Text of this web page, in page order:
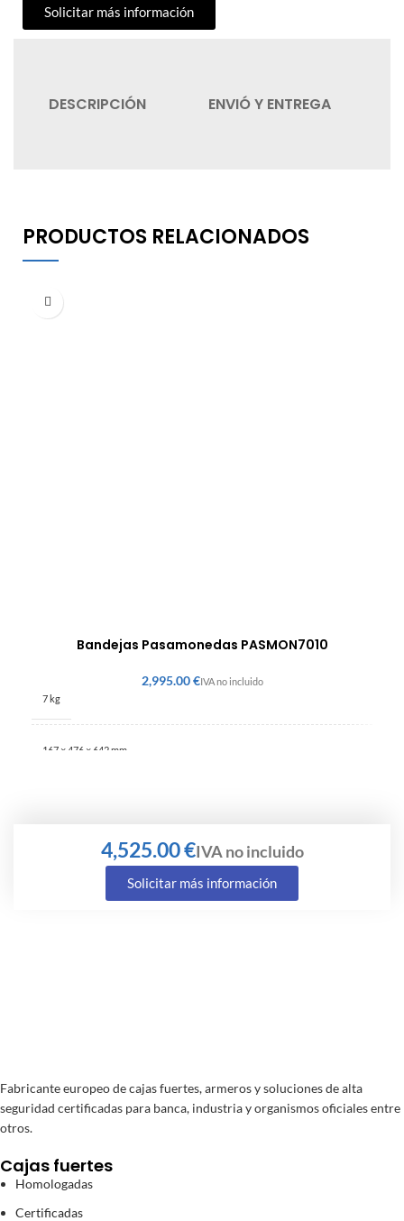
Solicitar más información
DESCRIPCIÓN ENVIÓ Y ENTREGA
PRODUCTOS RELACIONADOS
Bandejas Pasamonedas PASMON7010
€
7 kg
167 × 476 × 642 mm
€
Solicitar más información
Fabricante europeo de cajas fuertes, armeros y soluciones de alta
seguridad certificadas para banca, industria y organismos oficiales entre
otros.
Cajas fuertes
Homologadas
Certificadas